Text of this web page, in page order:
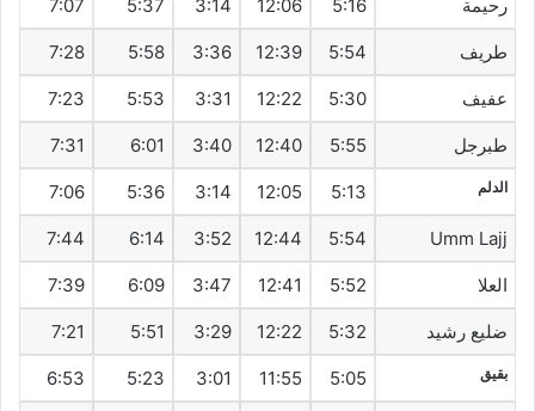
رحيمة 5:16
12:06
3:14
5:37
7:07
طريف‎ 5:54
12:39
3:36
5:58
7:28
عفيف 5:30
12:22
3:31
5:53
7:23
طبرجل 5:55
12:40
3:40
6:01
7:31
الدلم 5:13
12:05
3:14
5:36
7:06
Umm Lajj
5:54
12:44
3:52
6:14
7:44
العلا 5:52
12:41
3:47
6:09
7:39
ضليع رشيد 5:32
12:22
3:29
5:51
7:21
بقيق 5:05
11:55
3:01
5:23
6:53